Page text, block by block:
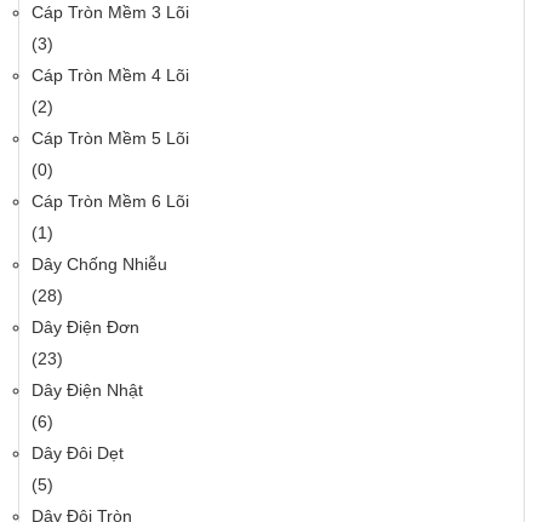
Cáp Tròn Mềm 3 Lõi
(3)
Cáp Tròn Mềm 4 Lõi
(2)
Cáp Tròn Mềm 5 Lõi
(0)
Cáp Tròn Mềm 6 Lõi
(1)
Dây Chống Nhiễu
(28)
Dây Điện Đơn
(23)
Dây Điện Nhật
(6)
Dây Đôi Dẹt
(5)
Dây Đôi Tròn